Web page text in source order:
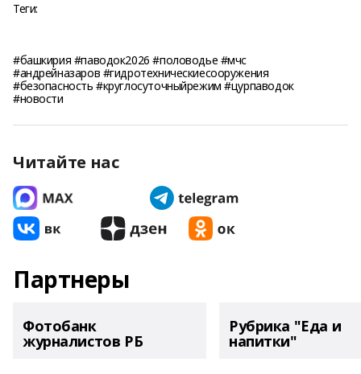
Теги:
#башкирия #паводок2026 #половодье #мчс
#андрейназаров #гидротехническиесооружения
#безопасность #круглосуточныйрежим #цурпаводок
#новости
Читайте нас
Партнеры
Фотобанк
журналистов РБ
Рубрика "Еда и
напитки"